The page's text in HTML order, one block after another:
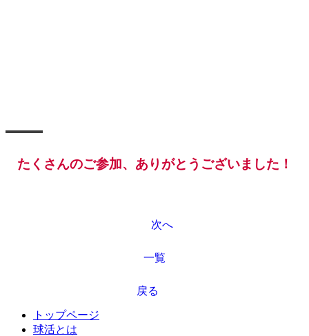
たくさんのご参加、ありがとうございました！
次へ
一覧
戻る
トップページ
球活とは